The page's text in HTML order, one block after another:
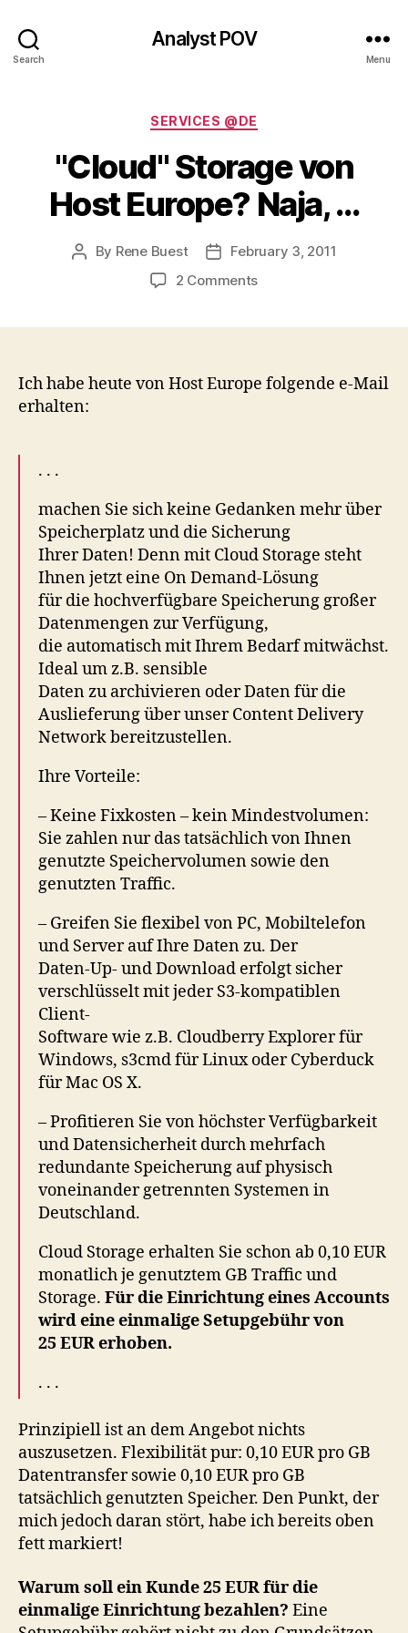
Search
Analyst POV
Menu
Categories
SERVICES @DE
"Cloud" Storage von
Host Europe? Naja, …
Post
By Rene Buest
PostFebruary 3, 2011
2 Commentson
Europe?
Ich habe heute von Host Europe folgende e-Mail
erhalten:
. . .
machen Sie sich keine Gedanken mehr über
Speicherplatz und die Sicherung
Ihrer Daten! Denn mit Cloud Storage steht
Ihnen jetzt eine On Demand-Lösung
für die hochverfügbare Speicherung großer
Datenmengen zur Verfügung,
die automatisch mit Ihrem Bedarf mitwächst.
Ideal um z.B. sensible
Daten zu archivieren oder Daten für die
Auslieferung über unser Content Delivery
Network bereitzustellen.
Ihre Vorteile:
– Keine Fixkosten – kein Mindestvolumen:
Sie zahlen nur das tatsächlich von Ihnen
genutzte Speichervolumen sowie den
genutzten Traffic.
– Greifen Sie flexibel von PC, Mobiltelefon
und Server auf Ihre Daten zu. Der
Daten-Up- und Download erfolgt sicher
verschlüsselt mit jeder S3-kompatiblen
Client-
Software wie z.B. Cloudberry Explorer für
Windows, s3cmd für Linux oder Cyberduck
für Mac OS X.
– Profitieren Sie von höchster Verfügbarkeit
und Datensicherheit durch mehrfach
redundante Speicherung auf physisch
voneinander getrennten Systemen in
Deutschland.
Cloud Storage erhalten Sie schon ab 0,10 EUR
monatlich je genutztem GB Traffic und
Storage. Für die Einrichtung eines Accounts
wird eine einmalige Setupgebühr von
25 EUR erhoben.
. . .
Prinzipiell ist an dem Angebot nichts
auszusetzen. Flexibilität pur: 0,10 EUR pro GB
Datentransfer sowie 0,10 EUR pro GB
tatsächlich genutzten Speicher. Den Punkt, der
mich jedoch daran stört, habe ich bereits oben
fett markiert!
Warum soll ein Kunde 25 EUR für die
einmalige Einrichtung bezahlen? Eine